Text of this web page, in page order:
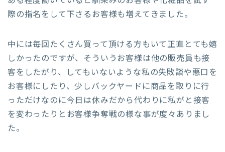
際の指名をして下さるお客様も増えてきました。
中には毎回たくさん買って頂ける方もいて正直とても嬉
しかったのですが、そういうお客様は他の販売員も接
客をしたがり、してもいないような私の失敗談や悪口を
お客様にしたり、少しバックヤードに商品を取りに行
っただけなのに今日は休みだから代わりに私がと接客
を変わったりとお客様争奪戦の様な事が度々ありまし
た。